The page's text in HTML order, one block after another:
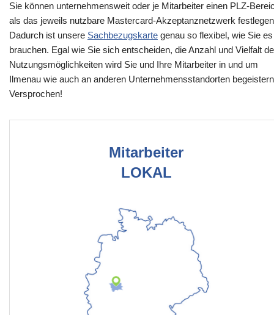
Sie können unternehmensweit oder je Mitarbeiter einen PLZ-
als das jeweils nutzbare Mastercard-Akzeptanznetzwerk
Dadurch ist unsere Sachbezugskarte genau so flexibel, wie Sie es
brauchen. Egal wie Sie sich entscheiden, die Anzahl und Vielfalt
Nutzungsmöglichkeiten wird Sie und Ihre Mitarbeiter in und um
Ilmenau wie auch an anderen Unternehmensstandorten
Versprochen!
Mitarbeiter
LOKAL